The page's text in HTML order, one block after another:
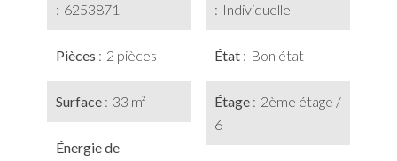
6253871
Pièces 2 pièces
Surface 33 m²
Énergie de
Individuelle
État Bon état
Étage
2ème étage /
6